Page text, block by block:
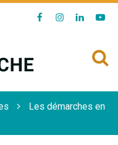
Lien
Lien
compte
Instagram
Lien
compte
Les démarches en